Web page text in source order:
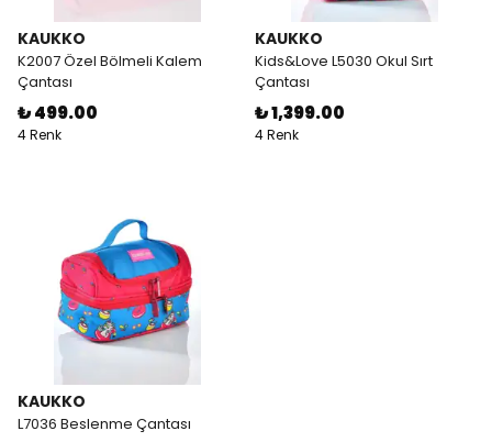
KAUKKO
K2007 Özel Bölmeli Kalem
Çantası
₺ 499.00
4 Renk
KAUKKO
Kids&Love L5030 Okul Sırt
Çantası
₺ 1,399.00
4 Renk
KAUKKO
L7036 Beslenme Çantası